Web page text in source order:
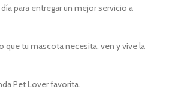
para entregar un mejor servicio a
tu mascota necesita, ven y vive la
Pet Lover favorita.